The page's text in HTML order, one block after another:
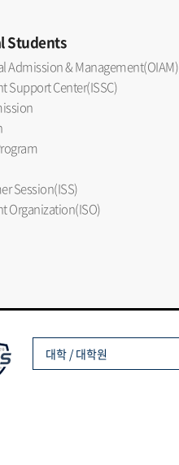
Students
Admission & Management(OIAM)
Support Center(ISSC)
Session(ISS)
Organization(ISO)
대학 / 대학원